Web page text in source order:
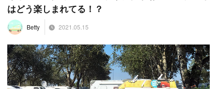
はどう楽しまれてる！？
Betty 2021.05.15